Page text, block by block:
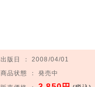
出版日 ： 2008/04/01
商品状態 ： 発売中